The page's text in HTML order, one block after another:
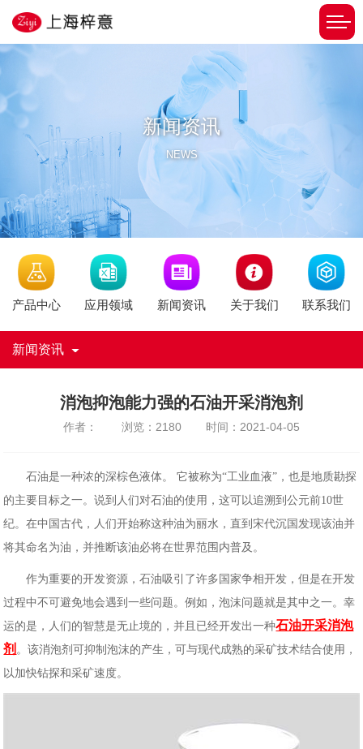
新闻资讯
NEWS
产品中心 应用领域 新闻资讯 关于我们 联系我们
新闻资讯
消泡抑泡能力强的石油开采消泡剂
作者： 浏览：2180 时间：2021-04-05
石油是一种浓的深棕色液体。 它被称为“工业血液”，也是地质勘探
的主要目标之一。说到人们对石油的使用，这可以追溯到公元前10世
纪。在中国古代，人们开始称这种油为丽水，直到宋代沉国发现该油并
将其命名为油，并推断该油必将在世界范围内普及。
作为重要的开发资源，石油吸引了许多国家争相开发，但是在开发
过程中不可避免地会遇到一些问题。例如，泡沫问题就是其中之一。幸
运的是，人们的智慧是无止境的，并且已经开发出一种石油开采消泡
剂 。该消泡剂可抑制泡沫的产生，可与现代成熟的采矿技术结合使用，
以加快钻探和采矿速度。